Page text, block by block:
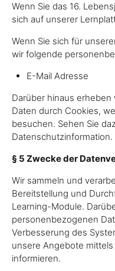
Wenn Sie das 16.
sich auf unserer
Wenn Sie sich für
wir folgende
E-Mail Adresse
Darüber hinaus
Daten durch Cookies,
besuchen. Sehen Sie
Datenschutzinformation.
§ 5 Zwecke der
Wir sammeln und
Bereitstellung und
Learning-Module.
personenbezogenen
Verbesserung des
unsere Angebote
informieren.